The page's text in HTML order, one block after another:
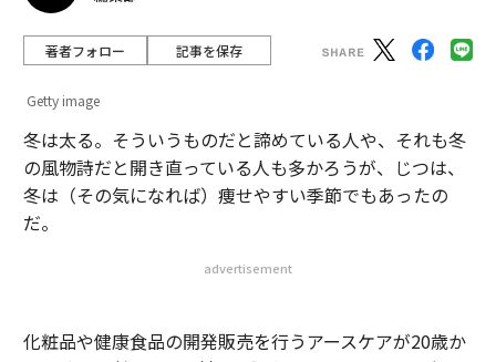
著者フォロー 記事を保存
Getty image
冬は太る。そういうものだと諦めている人や、それも冬
の風物詩だと開き直っている人も多かろうが、じつは、
冬は（その気になれば）痩せやすい季節でもあったの
だ。
advertisement
化粧品や健康食品の開発販売を行うアースケアが20歳か